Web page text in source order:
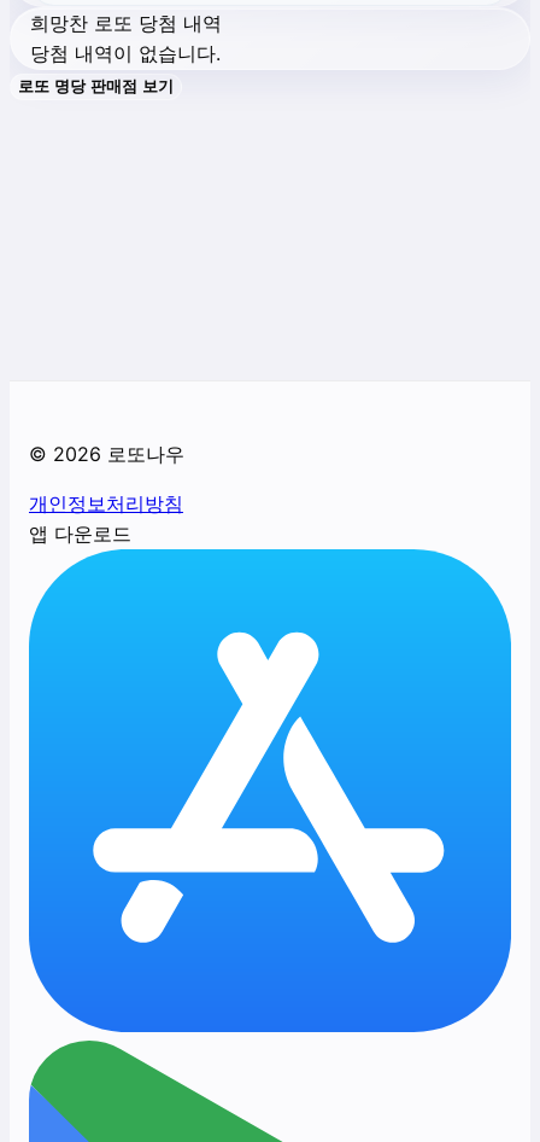
희망찬 로또 당첨 내역
당첨 내역이 없습니다.
로또 명당 판매점 보기
© 2026 로또나우
개인정보처리방침
앱 다운로드